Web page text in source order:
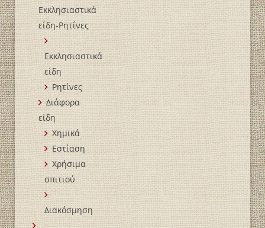
Εκκλησιαστικά
είδη-Ρητίνες
Εκκλησιαστικά
είδη
Ρητίνες
Διάφορα
είδη
Χημικά
Εστίαση
Χρήσιμα
σπιτιού
Διακόσμηση